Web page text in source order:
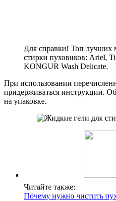
Для справки! Топ лучших
стирки пуховиков: Ariel,
KONGUR Wash Delicate.
При использовании
придерживаться инструкции.
на упаковке.
Читайте также:
Почему нужно чистить